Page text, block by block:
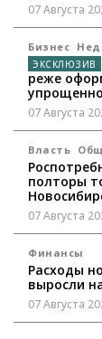
07 Августа
Бизнес
реже
07 Августа
Власть
полторы
07 Августа
Финансы
Расходы
выросли
07 Августа